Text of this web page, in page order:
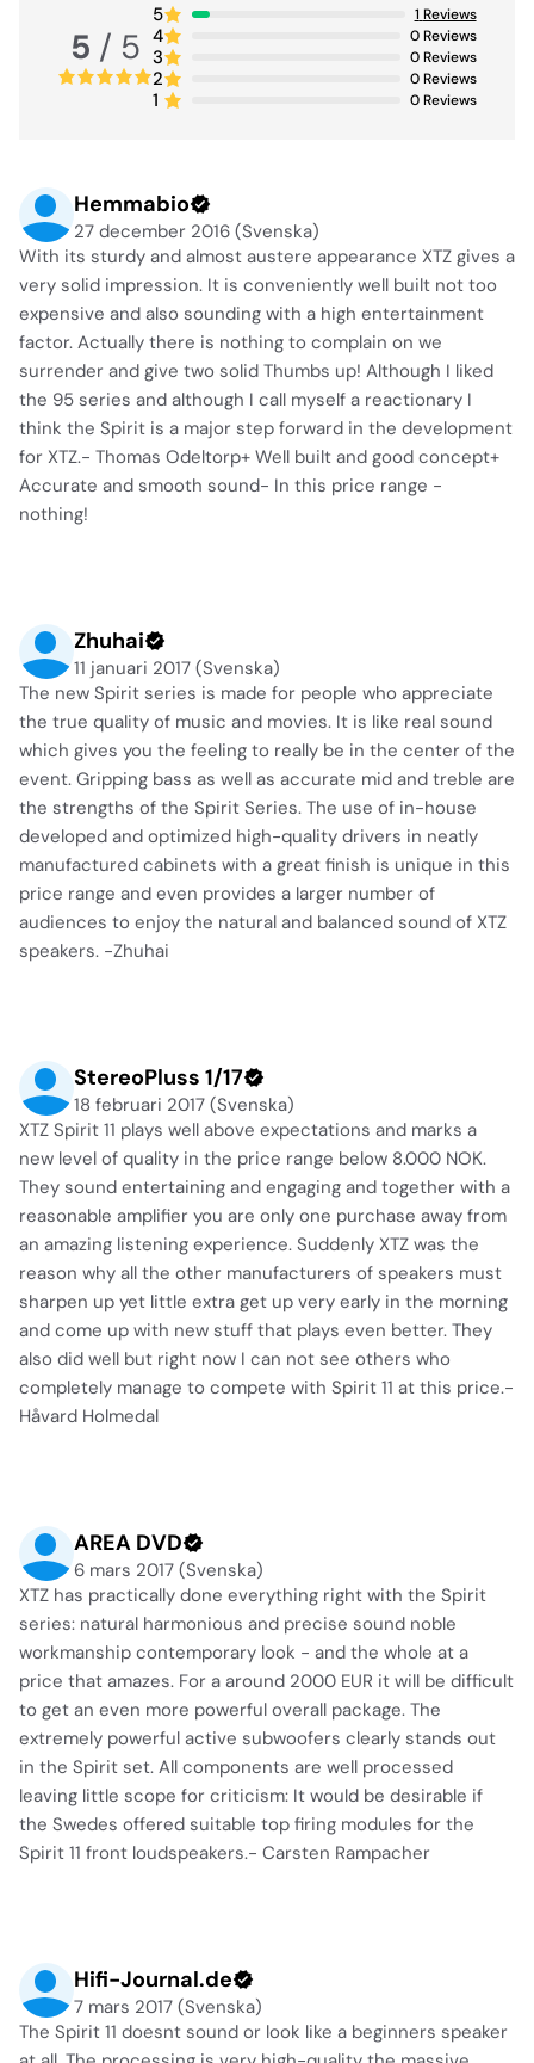
5 / 5
5 1 Reviews
4 0Reviews
3 0Reviews
2 0Reviews
1 0Reviews
Hemmabio
27 december 2016 (Svenska)
With its sturdy and almost austere appearance XTZ gives a
very solid impression. It is conveniently well built not too
expensive and also sounding with a high entertainment
factor. Actually there is nothing to complain on we
surrender and give two solid Thumbs up! Although I liked
the 95 series and although I call myself a reactionary I
think the Spirit is a major step forward in the development
for XTZ.- Thomas Odeltorp+ Well built and good concept+
Accurate and smooth sound- In this price range -
nothing!
Zhuhai
11 januari 2017 (Svenska)
The new Spirit series is made for people who appreciate
the true quality of music and movies. It is like real sound
which gives you the feeling to really be in the center of the
event. Gripping bass as well as accurate mid and treble are
the strengths of the Spirit Series. The use of in-house
developed and optimized high-quality drivers in neatly
manufactured cabinets with a great finish is unique in this
price range and even provides a larger number of
audiences to enjoy the natural and balanced sound of XTZ
speakers. -Zhuhai
StereoPluss 1/17
18 februari 2017 (Svenska)
XTZ Spirit 11 plays well above expectations and marks a
new level of quality in the price range below 8.000 NOK.
They sound entertaining and engaging and together with a
reasonable amplifier you are only one purchase away from
an amazing listening experience. Suddenly XTZ was the
reason why all the other manufacturers of speakers must
sharpen up yet little extra get up very early in the morning
and come up with new stuff that plays even better. They
also did well but right now I can not see others who
completely manage to compete with Spirit 11 at this price.-
Håvard Holmedal
AREA DVD
6 mars 2017 (Svenska)
XTZ has practically done everything right with the Spirit
series: natural harmonious and precise sound noble
workmanship contemporary look - and the whole at a
price that amazes. For a around 2000 EUR it will be difficult
to get an even more powerful overall package. The
extremely powerful active subwoofers clearly stands out
in the Spirit set. All components are well processed
leaving little scope for criticism: It would be desirable if
the Swedes offered suitable top firing modules for the
Spirit 11 front loudspeakers.- Carsten Rampacher
Hifi-Journal.de
7 mars 2017 (Svenska)
The Spirit 11 doesnt sound or look like a beginners speaker